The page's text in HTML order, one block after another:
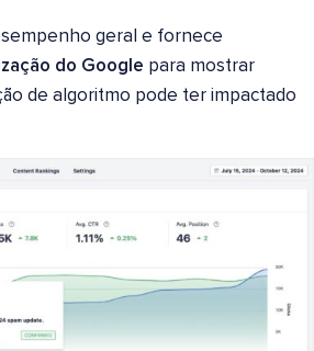
geral e fornece
do Google para mostrar
de algoritmo pode ter impactado